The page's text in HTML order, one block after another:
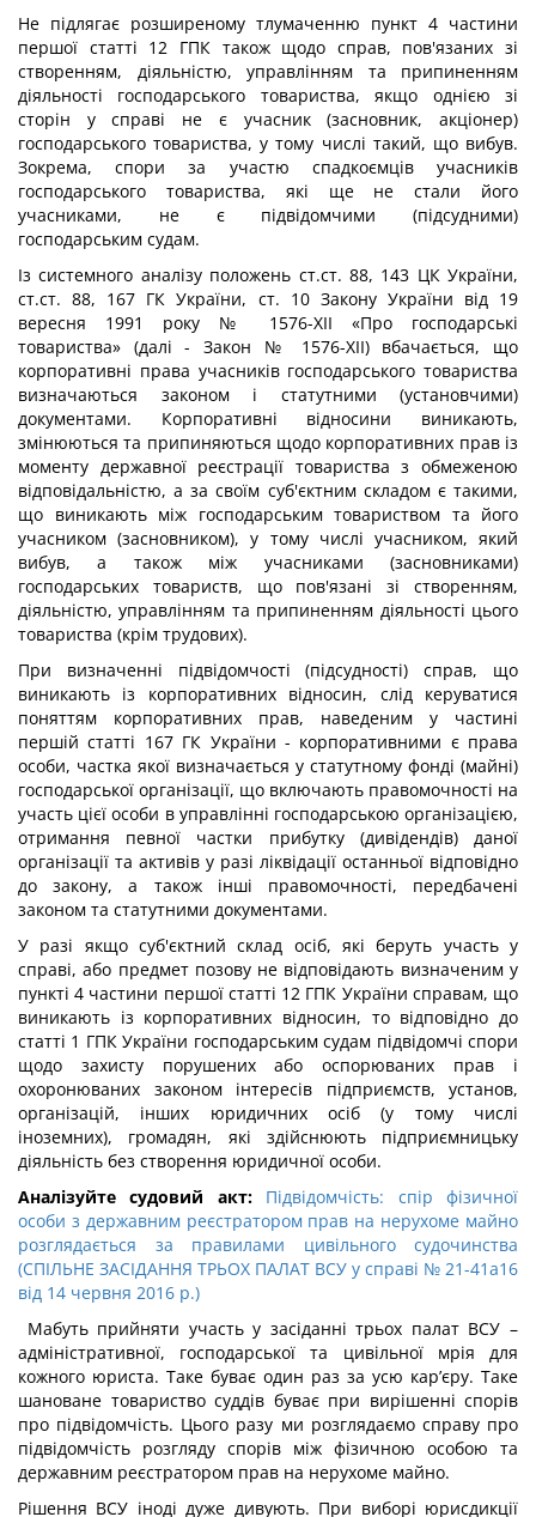
Не підлягає розширеному тлумаченню пункт 4 частини
першої статті 12 ГПК також щодо справ, пов'язаних зі
створенням, діяльністю, управлінням та припиненням
діяльності господарського товариства, якщо однією зі
сторін у справі не є учасник (засновник, акціонер)
господарського товариства, у тому числі такий, що вибув.
Зокрема, спори за участю спадкоємців учасників
господарського товариства, які ще не стали його
учасниками, не є підвідомчими (підсудними)
господарським судам.
Із системного аналізу положень ст.ст. 88, 143 ЦК України,
ст.ст. 88, 167 ГК України, ст. 10 Закону України від 19
вересня 1991 року № 1576-XII «Про господарські
товариства» (далі - Закон № 1576-XII) вбачається, що
корпоративні права учасників господарського товариства
визначаються законом і статутними (установчими)
документами. Корпоративні відносини виникають,
змінюються та припиняються щодо корпоративних прав із
моменту державної реєстрації товариства з обмеженою
відповідальністю, а за своїм суб'єктним складом є такими,
що виникають між господарським товариством та його
учасником (засновником), у тому числі учасником, який
вибув, а також між учасниками (засновниками)
господарських товариств, що пов'язані зі створенням,
діяльністю, управлінням та припиненням діяльності цього
товариства (крім трудових).
При визначенні підвідомчості (підсудності) справ, що
виникають із корпоративних відносин, слід керуватися
поняттям корпоративних прав, наведеним у частині
першій статті 167 ГК України - корпоративними є права
особи, частка якої визначається у статутному фонді (майні)
господарської організації, що включають правомочності на
участь цієї особи в управлінні господарською організацією,
отримання певної частки прибутку (дивідендів) даної
організації та активів у разі ліквідації останньої відповідно
до закону, а також інші правомочності, передбачені
законом та статутними документами.
У разі якщо суб'єктний склад осіб, які беруть участь у
справі, або предмет позову не відповідають визначеним у
пункті 4 частини першої статті 12 ГПК України справам, що
виникають із корпоративних відносин, то відповідно до
статті 1 ГПК України господарським судам підвідомчі спори
щодо захисту порушених або оспорюваних прав і
охоронюваних законом інтересів підприємств, установ,
організацій, інших юридичних осіб (у тому числі
іноземних), громадян, які здійснюють підприємницьку
діяльність без створення юридичної особи.
Аналізуйте судовий акт:
Підвідомчість: спір фізичної
особи з державним реєстратором прав на нерухоме майно
розглядається за правилами цивільного судочинства
(СПІЛЬНЕ ЗАСІДАННЯ ТРЬОХ ПАЛАТ ВСУ у справі № 21-41а16
від 14 червня 2016 р.)
Мабуть прийняти участь у засіданні трьох палат ВСУ –
адміністративної, господарської та цивільної мрія для
кожного юриста. Таке буває один раз за усю кар’єру. Таке
шановане товариство суддів буває при вирішенні спорів
про підвідомчість. Цього разу ми розглядаємо справу про
підвідомчість розгляду спорів між фізичною особою та
державним реєстратором прав на нерухоме майно.
Рішення ВСУ іноді дуже дивують. При виборі юрисдикції